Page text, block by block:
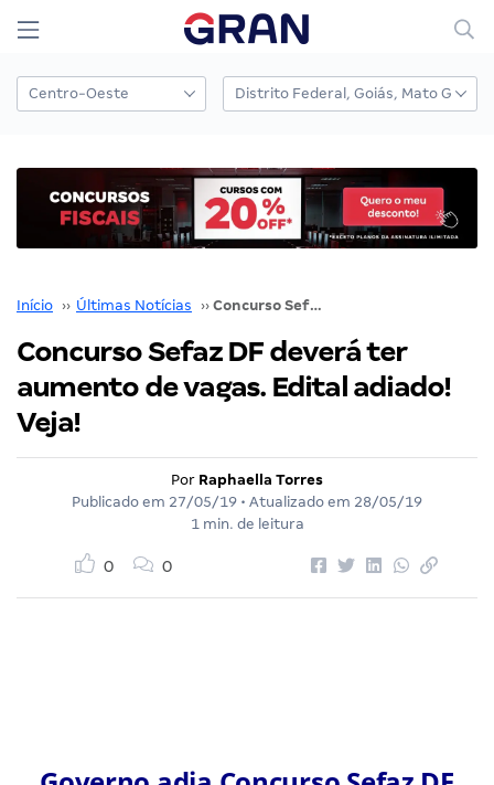
Início ›› Últimas Notícias ›› Concurso Sefaz DF deverá ter aumento de vagas. Edital adiado! Veja!
Concurso Sefaz DF deverá ter
aumento de vagas. Edital adiado!
Veja!
Por Raphaella Torres
Publicado em 27/05/19 • Atualizado em 28/05/19
1 min. de leitura
0 0